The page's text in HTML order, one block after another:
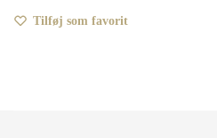
Tilføj som favorit